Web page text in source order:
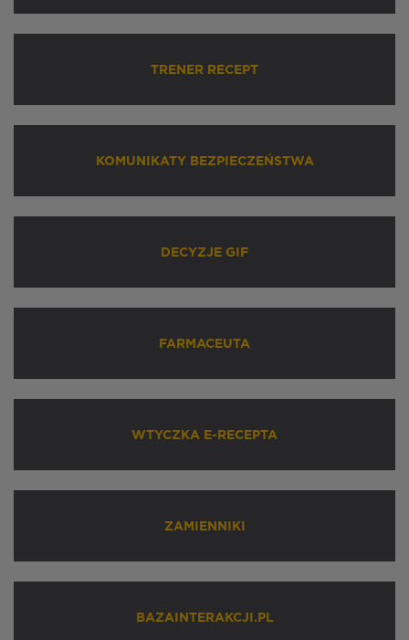
TRENER RECEPT
KOMUNIKATY BEZPIECZEŃSTWA
DECYZJE GIF
FARMACEUTA
WTYCZKA E-RECEPTA
ZAMIENNIKI
BAZAINTERAKCJI.PL